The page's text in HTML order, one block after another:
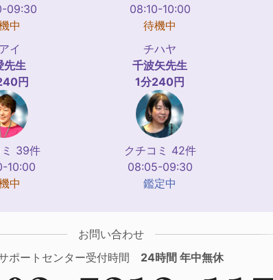
09:30
中
08:10-10:00
待機中
イ
先生
円
39件
10:00
中
チハヤ
千波矢先生
1分240円
クチコミ 42件
08:05-09:30
鑑定中
お問い合わせ
ポートセンター受付時間 24時間 年中無休